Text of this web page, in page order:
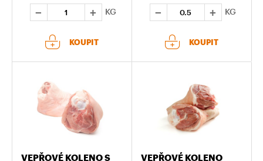
KG
KOUPIT
KG
KOUPIT
VEPŘOVÉ KOLENO S
VEPŘOVÉ KOLENO